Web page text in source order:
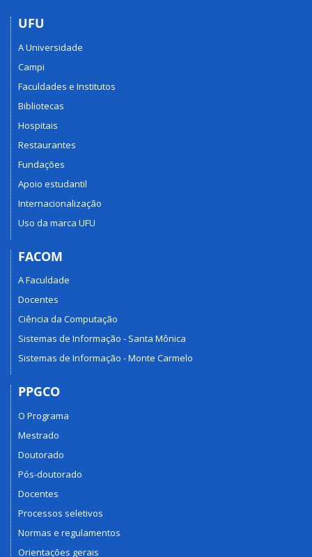
UFU
A Universidade
Campi
Faculdades e Institutos
Bibliotecas
Hospitais
Restaurantes
Fundações
Apoio estudantil
Internacionalização
Uso da marca UFU
FACOM
A Faculdade
Docentes
Ciência da Computação
Sistemas de Informação - Santa Mônica
Sistemas de Informação - Monte Carmelo
PPGCO
O Programa
Mestrado
Doutorado
Pós-doutorado
Docentes
Processos seletivos
Normas e regulamentos
Orientações gerais